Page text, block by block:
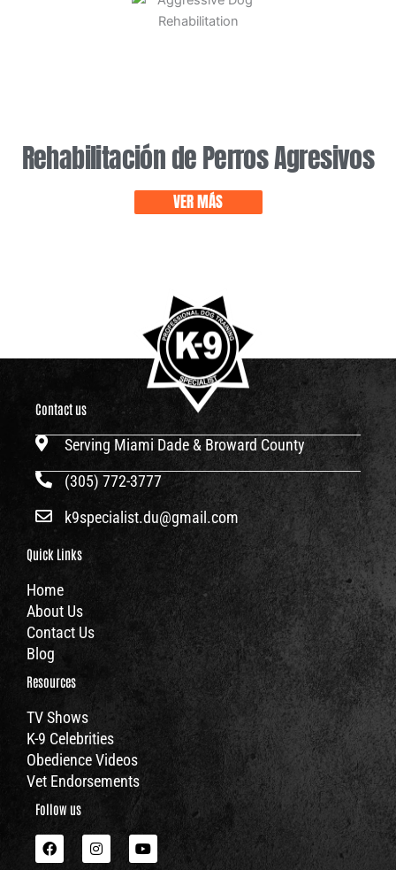
Rehabilitación de Perros Agresivos
VER MÁS
Contact us
Serving Miami Dade & Broward County
(305) 772-3777
k9specialist.du@gmail.com
Quick Links
Home
About Us
Contact Us
Blog
Resources
TV Shows
K-9 Celebrities
Obedience Videos
Vet Endorsements
Follow us
F
a
I
n
Y
o